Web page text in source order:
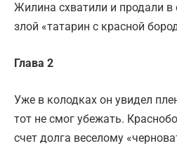
Жилина схватили и продали в
злой «татарин с красной
Глава 2
Уже в колодках он увидел
тот не смог убежать.
счет долга веселому